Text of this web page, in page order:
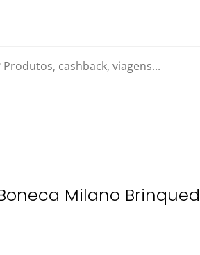
cashback, viagens...
Milano